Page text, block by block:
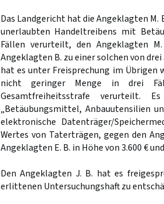
Das Landgericht hat die Angeklagten M.
unerlaubten Handeltreibens mit
Fällen verurteilt, den Angeklagten
Angeklagten B. zu einer solchen von
hat es unter Freisprechung im
nicht geringer Menge in drei
Gesamtfreiheitsstrafe verurteilt.
„Betäubungsmittel, Anbauutensilien
elektronische Datenträger/
Wertes von Taterträgen, gegen den
Angeklagten E. B. in Höhe von 3.600 €
Den Angeklagten J. B. hat es
erlittenen Untersuchungshaft zu